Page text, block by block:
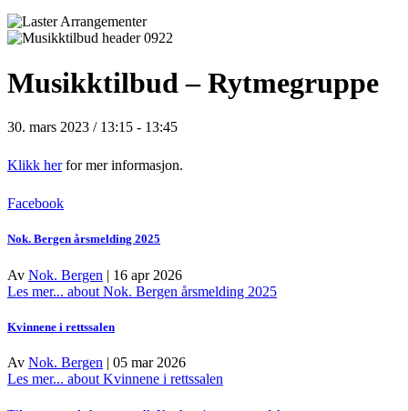
Musikktilbud – Rytmegruppe
30. mars 2023 / 13:15 - 13:45
Klikk herfor mer informasjon.
Facebook
Nok. Bergen årsmelding 2025
Av Nok. Bergen | 16 apr 2026
Les mer... about Nok. Bergen årsmelding 2025
Kvinnene i rettssalen
Av Nok. Bergen | 05 mar 2026
Les mer... about Kvinnene i rettssalen